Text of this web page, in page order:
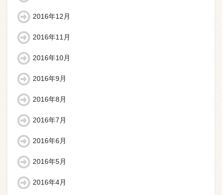
2016年12月
2016年11月
2016年10月
2016年9月
2016年8月
2016年7月
2016年6月
2016年5月
2016年4月